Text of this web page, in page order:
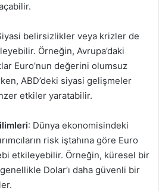
belirsizlikler veya krizler de
Örneğin, Avrupa’daki
Euro’nun değerini olumsuz
ABD’deki siyasi gelişmeler
etkiler yaratabilir.
: Dünya ekonomisindeki
risk iştahına göre Euro
etkileyebilir. Örneğin, küresel bir
Dolar’ı daha güvenli bir